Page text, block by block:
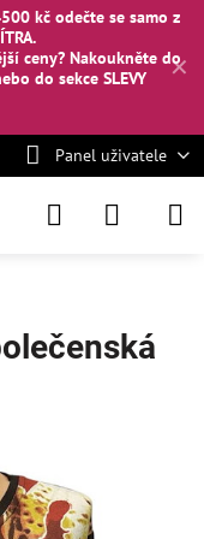
✕
kč odečte se samo z
ceny? Nakoukněte do
do sekce SLEVY
Panel uživatele